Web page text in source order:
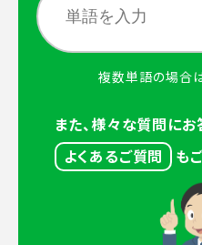
複数単語の場合
また、様々な質問にお
よくあるご質問
も